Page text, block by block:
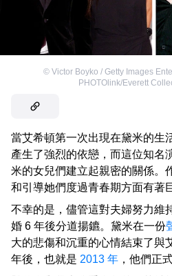
© Victor Boyko / Getty Images
PHOTOlink/Everett
當艾希頓第一次出現在黛米的生
產生了強烈的依戀，而這位知名
米的女兒們建立起親密的關係。
和引導她們度過青春期方面有著
不幸的是，儘管這對夫婦努力維
婚 6 年後分道揚鑣。黛米在一份
大的悲傷和沉重的心情結束了與
年後，也就是 2013 年 ，他們正